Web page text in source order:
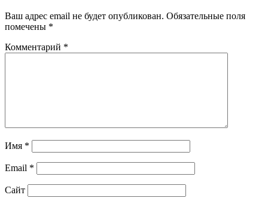
Ваш адрес email не будет опубликован. Обязательные поля
помечены *
Комментарий *
Имя *
Email *
Сайт